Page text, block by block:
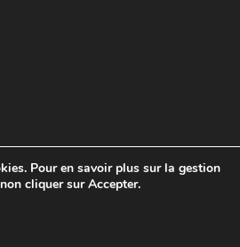
Pour en savoir plus sur la gestion
cliquer sur Accepter.